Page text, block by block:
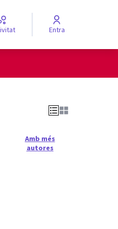
Entra
Amb més
autores